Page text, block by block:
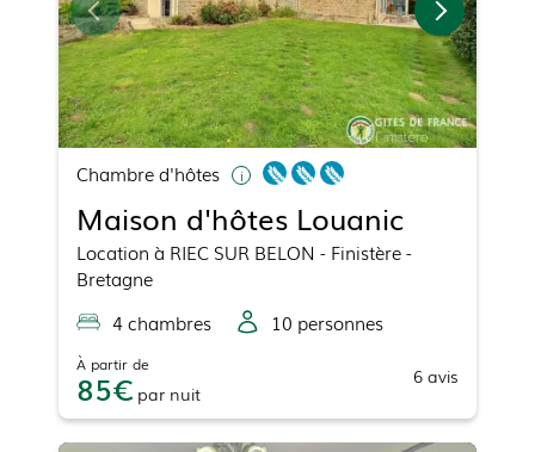
Chambre d'hôtes
Maison d'hôtes Louanic
Location à RIEC SUR BELON - Finistère -
Bretagne
4chambres 10 personnes
À partir de
85 par nuit
6 avis